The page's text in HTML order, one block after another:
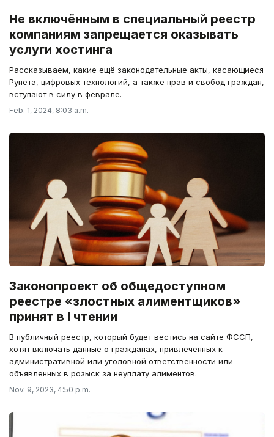
Не включённым в специальный реестр
компаниям запрещается оказывать
услуги хостинга
Рассказываем, какие ещё законодательные акты, касающиеся
Рунета, цифровых технологий, а также прав и свобод граждан,
вступают в силу в феврале.
Feb. 1, 2024, 8:03 a.m.
Законопроект об общедоступном
реестре «злостных алиментщиков»
принят в I чтении
В публичный реестр, который будет вестись на сайте ФССП,
хотят включать данные о гражданах, привлеченных к
административной или уголовной ответственности или
объявленных в розыск за неуплату алиментов.
Nov. 9, 2023, 4:50 p.m.